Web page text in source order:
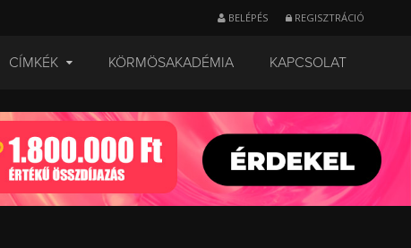
BELÉPÉS REGISZTRÁCIÓ
CÍMKÉK KÖRMÖSAKADÉMIA KAPCSOLAT